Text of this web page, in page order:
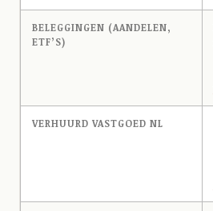
BELEGGINGEN (AANDELEN,
ETF’S)
VERHUURD VASTGOED NL